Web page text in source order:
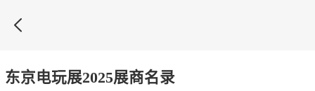

东京电玩展2025展商名录